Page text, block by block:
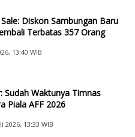
Diskon Sambungan Baru
Terbatas 357 Orang
13:40 WIB
Sudah Waktunya Timnas
Piala AFF 2026
2026, 13:33 WIB